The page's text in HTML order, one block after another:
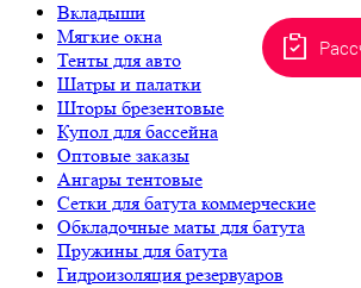
Вкладыши
Мягкие окна
Тенты для авто
Шатры и палатки
Шторы брезентовые
Купол для бассейна
Оптовые заказы
Ангары тентовые
Сетки для батута коммерческие
Обкладочные маты для батута
Пружины для батута
Гидроизоляция резервуаров